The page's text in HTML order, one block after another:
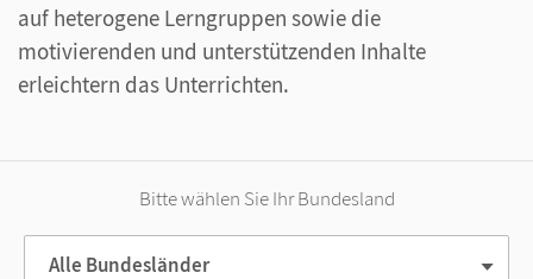
auf heterogene Lerngruppen sowie die
motivierenden und unterstützenden Inhalte
erleichtern das Unterrichten.
Bitte wählen Sie Ihr Bundesland
Alle Bundesländer